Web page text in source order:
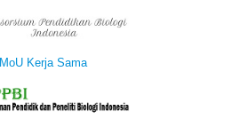
MoU Kerja Sama